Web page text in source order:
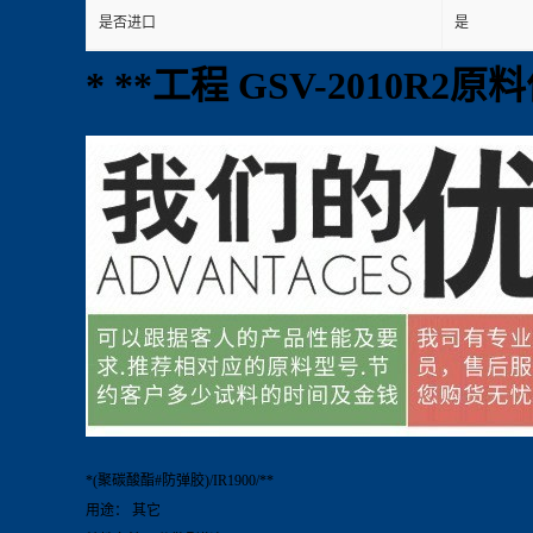
是否进口 是
* **工程 GSV-2010R2原
*(聚碳酸酯#防弹胶)/IR1900/**
用途： 其它